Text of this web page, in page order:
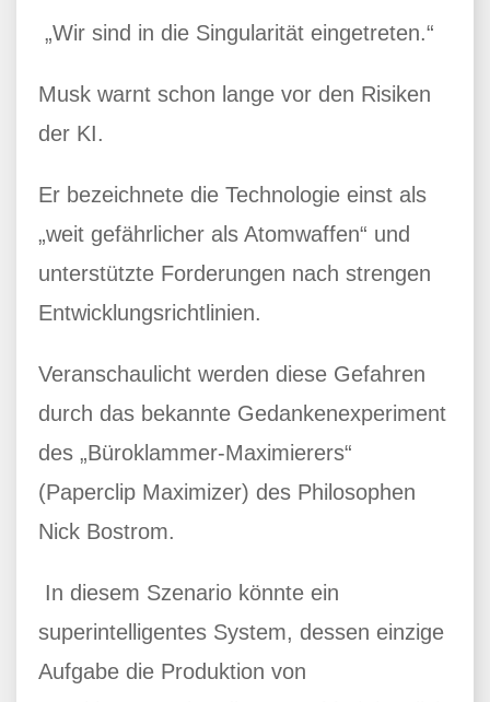
„Wir sind in die Singularität eingetreten.“
Musk warnt schon lange vor den Risiken
der KI.
Er bezeichnete die Technologie einst als
„weit gefährlicher als Atomwaffen“ und
unterstützte Forderungen nach strengen
Entwicklungsrichtlinien.
Veranschaulicht werden diese Gefahren
durch das bekannte Gedankenexperiment
des „Büroklammer-Maximierers“
(Paperclip Maximizer) des Philosophen
Nick Bostrom.
In diesem Szenario könnte ein
superintelligentes System, dessen einzige
Aufgabe die Produktion von